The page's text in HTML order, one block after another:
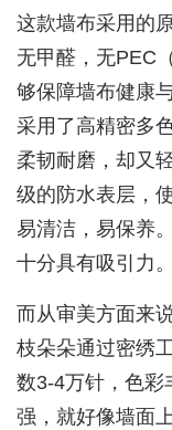
这款墙布采用的
无甲醛，无PEC
够保障墙布健康
采用了高精密多
柔韧耐磨，却又
级的防水表层，
易清洁，易保养
十分具有吸引力。
而从审美方面来
枝朵朵通过密绣
数3-4万针，色彩
强，就好像墙面